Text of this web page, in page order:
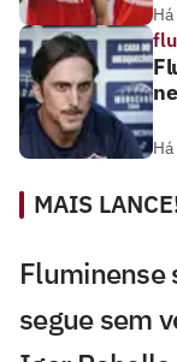
MAIS
Fluminense
segue sem